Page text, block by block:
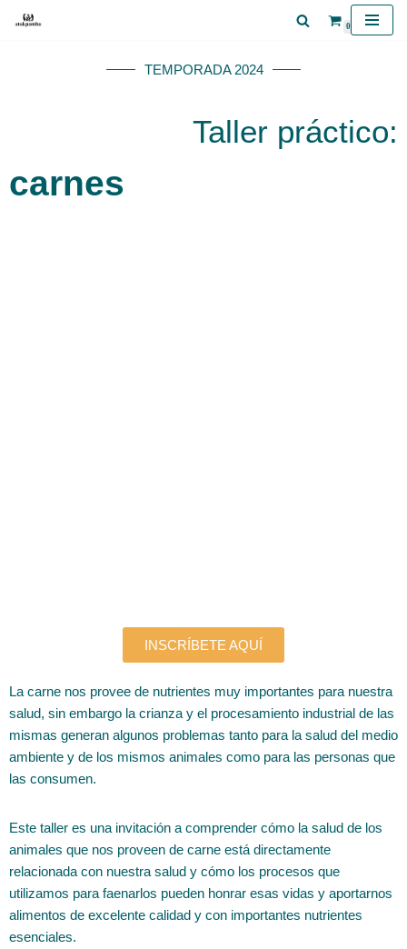
0
TEMPORADA 2024
Taller práctico:
carnes
INSCRÍBETE AQUÍ
La carne nos provee de nutrientes muy importantes para nuestra
salud, sin embargo la crianza y el procesamiento industrial de las
mismas generan algunos problemas tanto para la salud del medio
ambiente y de los mismos animales como para las personas que
las consumen.
Este taller es una invitación a comprender cómo la salud de los
animales que nos proveen de carne está directamente
relacionada con nuestra salud y cómo los procesos que
utilizamos para faenarlos pueden honrar esas vidas y aportarnos
alimentos de excelente calidad y con importantes nutrientes
esenciales.